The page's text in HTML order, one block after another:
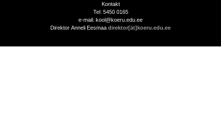
Kontakt
Tel: 5450 0165
e-mail: kool@koeru.edu.ee
Direktor Anneli Eesmaa direktor[ät]koeru.edu.ee